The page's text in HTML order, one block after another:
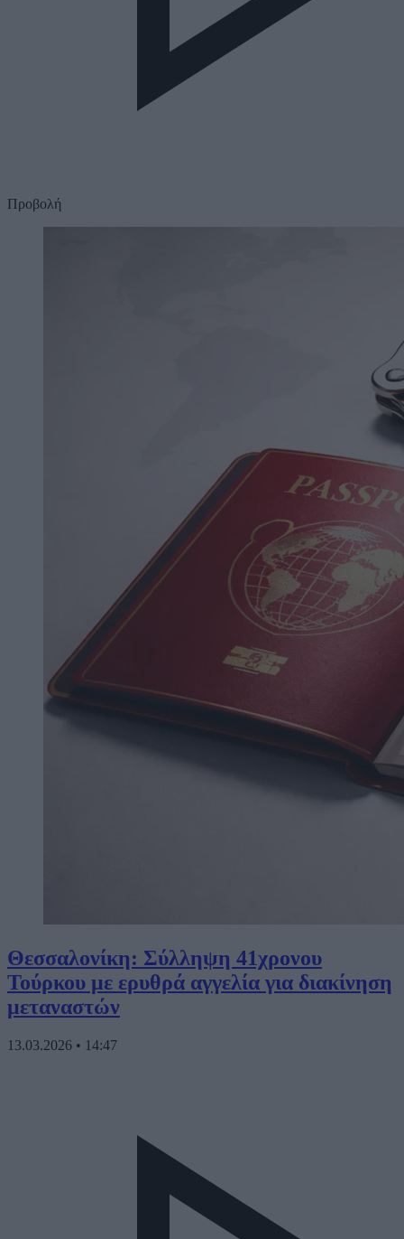
Προβολή
Θεσσαλονίκη: Σύλληψη 41χρονου
Τούρκου με ερυθρά αγγελία για διακίνηση
μεταναστών
13.03.2026 • 14:47